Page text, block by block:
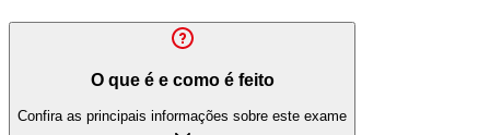
O que é e como é feito
Confira as principais informações sobre este exame